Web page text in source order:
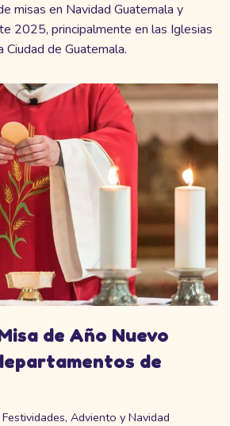
misas en Navidad Guatemala y
2025, principalmente en las Iglesias
de Guatemala.
de Año Nuevo
de
Festividades, Adviento y Navidad